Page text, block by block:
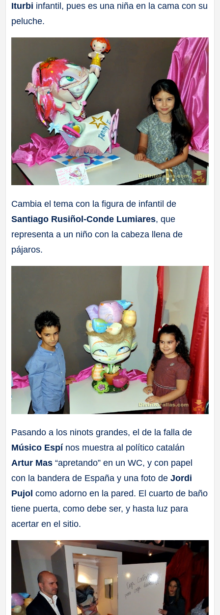
Iturbi infantil, pues es una niña en la cama con su
peluche.
Cambia el tema con la figura de infantil de
Santiago Rusiñol-Conde Lumiares, que
representa a un niño con la cabeza llena de
pájaros.
Pasando a los ninots grandes, el de la falla de
Músico Espí nos muestra al político catalán
Artur Mas “apretando” en un WC, y con papel
con la bandera de España y una foto deJordi
Pujol como adorno en la pared. El cuarto de baño
tiene puerta, como debe ser, y hasta luz para
acertar en el sitio.